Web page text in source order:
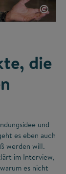
©
die
und
es eben auch
werden will.
im Interview,
es nicht